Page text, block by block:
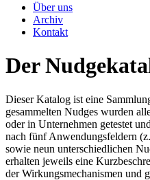
Über uns
Archiv
Kontakt
Der
Dieser Katalog ist eine
gesammelten Nudges wurden
oder in Unternehmen getestet
nach fünf Anwendungsfeldern
sowie neun unterschiedlichen
erhalten jeweils eine
der Wirkungsmechanismen und